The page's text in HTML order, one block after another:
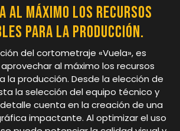
al máximo los recursos
para la producción.
del cortometraje «Vuela», es
al máximo los recursos
la producción. Desde la elección de
la selección del equipo técnico y
cuenta en la creación de una
impactante. Al optimizar el uso